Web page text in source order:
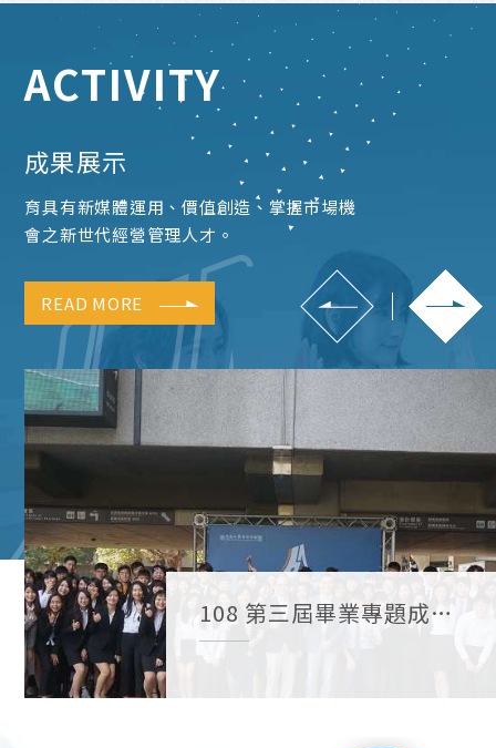
ACTIVITY
成果展示
育具有新媒體運用、價值創造、掌握市場機
會之新世代經營管理人才。
READ MORE
108 第三屆畢業專題成果
展